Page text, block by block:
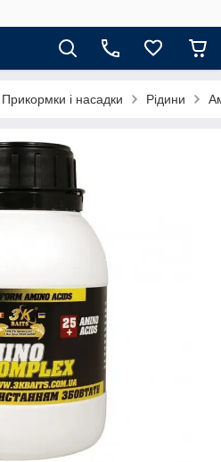
Прикормки і насадки Рідини